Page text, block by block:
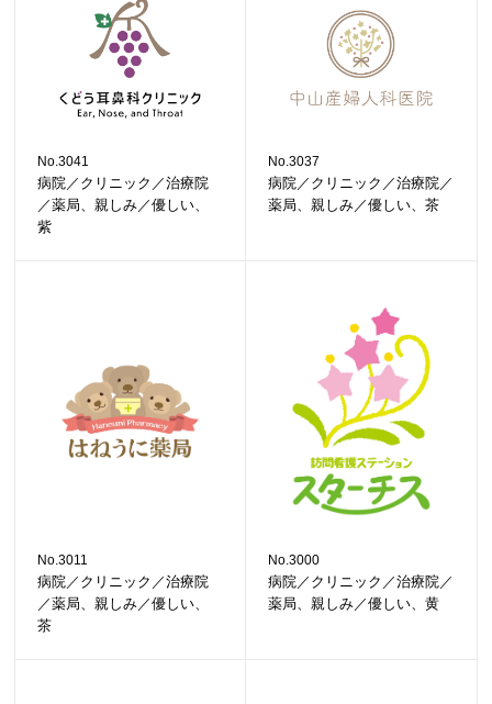
No.3041
病院／クリニック／治療院
／薬局、親しみ／優しい、
紫
No.3037
病院／クリニック／治療院／
薬局、親しみ／優しい、茶
No.3011
病院／クリニック／治療院
／薬局、親しみ／優しい、
茶
No.3000
病院／クリニック／治療院／
薬局、親しみ／優しい、黄